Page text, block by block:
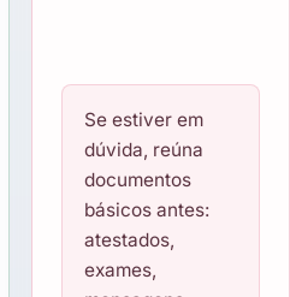
Se estiver em
dúvida, reúna
documentos
básicos antes:
atestados,
exames,